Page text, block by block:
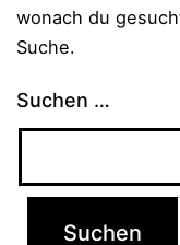
wonach du
Suche.
Suchen …